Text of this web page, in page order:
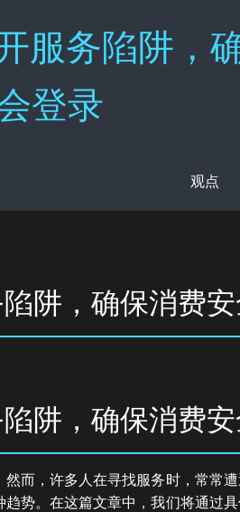
服务陷阱，
登录
观点
阱，确保消费
阱，确保消费
而，许多人在寻找服务时，常常
势。在这篇文章中，我们将通过